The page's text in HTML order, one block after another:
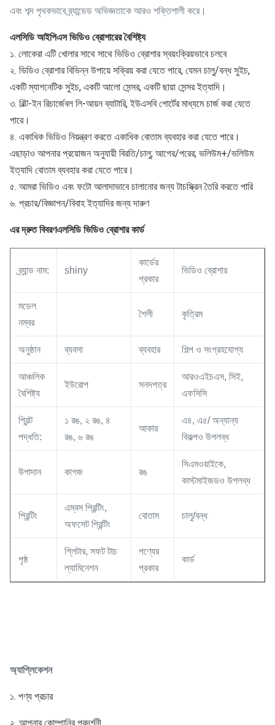
এবং শব্দ পৃথকভাবে ব্র্যান্ডেড অভিজ্ঞতাকে আরও শক্তিশালী করে।
এলসিডি আইপিএস ভিডিও ব্রোশারের বৈশিষ্ট্য
১. লোকেরা এটি খোলার সাথে সাথে ভিডিও ব্রোশার স্বয়ংক্রিয়ভাবে চলবে
২. ভিডিও ব্রোশার বিভিন্ন উপায়ে সক্রিয় করা যেতে পারে, যেমন চালু/বন্ধ সুইচ,
একটি ম্যাগনেটিক সুইচ, একটি আলো সেন্সর, একটি ছায়া সেন্সর ইত্যাদি।
৩. বিল্ট-ইন রিচার্জেবল লি-আয়ন ব্যাটারি, ইউএসবি পোর্টের মাধ্যমে চার্জ করা যেতে
পারে।
৪. একাধিক ভিডিও নিয়ন্ত্রণ করতে একাধিক বোতাম ব্যবহার করা যেতে পারে।
এছাড়াও আপনার প্রয়োজন অনুযায়ী বিরতি/চালু; আগের/পরের; ভলিউম+/ভলিউম
ইত্যাদি বোতাম ব্যবহার করা যেতে পারে।
৫. আমরা ভিডিও এবং ফটো আলাদাভাবে চালানোর জন্য টাচস্ক্রিন তৈরি করতে পারি
৬. প্রচার/বিজ্ঞাপন/বিবাহ ইত্যাদির জন্য দারুণ
এর দ্রুত বিবরণএলসিডি ভিডিও ব্রোশার কার্ড
ব্র্যান্ড নাম: shiny
কার্ডের
প্রকার
ভিডিও ব্রোশার
মডেল
নম্বর
শৈলী কৃত্রিম
অনুষ্ঠান ব্যবসা ব্যবহার শিল্প ও সংগ্রহযোগ্য
আঞ্চলিক
বৈশিষ্ট্য
ইউরোপ সনদপত্র
আরওএইচএস, সিই,
এফসিসি
প্রিন্ট
পদ্ধতি:
১ রঙ, ২ রঙ, ৪
রঙ, ৬ রঙ
আকার
এ৪, এ৫/ অন্যান্য
বিকল্পও উপলব্ধ
উপাদান কাগজ রঙ
সিএমওয়াইকে,
কাস্টমাইজডও উপলব্ধ
প্রিন্টিং
এম্বস প্রিন্টিং,
অফসেট প্রিন্টিং
বোতাম চালু/বন্ধ
পৃষ্ঠ
গ্লিটার, সফট টাচ
ল্যামিনেশন
পণ্যের
প্রকার
কার্ড
অ্যাপ্লিকেশন
১. পণ্য প্রচার